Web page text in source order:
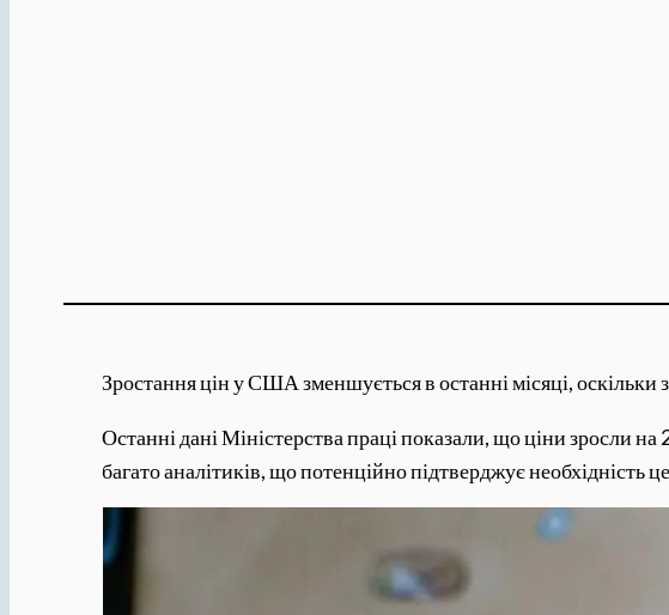
Зростання цін у США зменшується в останні місяці, оскільки
Останні дані Міністерства праці показали, що ціни зросли
багато аналітиків, що потенційно підтверджує